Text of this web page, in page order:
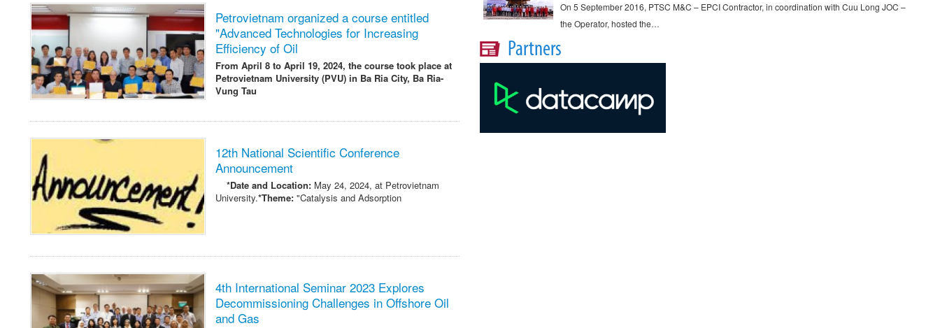
Petrovietnam organized a course entitled
"Advanced Technologies for Increasing
Efficiency of Oil
From April 8 to April 19, 2024, the course took place at
Petrovietnam University (PVU) in Ba Ria City, Ba Ria-
Vung Tau
12th National Scientific Conference
Announcement
*Date and Location:May 24, 2024, at Petrovietnam
University.*Theme:"Catalysis and Adsorption
4th International Seminar 2023 Explores
Decommissioning Challenges in Offshore Oil
and Gas
On 5 September 2016, PTSC M&C – EPCI Contractor, in coordination with Cuu Long JOC –
the Operator, hosted the…
Partners